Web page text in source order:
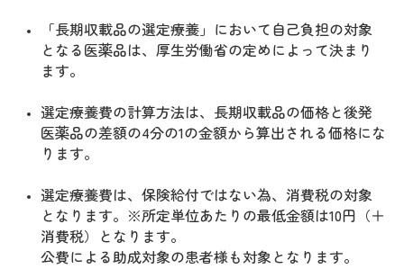
「長期収載品の選定療養」において自己負担の対象
となる医薬品は、厚生労働省の定めによって決まり
ます。
選定療養費の計算方法は、長期収載品の価格と後発
医薬品の差額の4分の1の金額から算出される価格にな
ります。
選定療養費は、保険給付ではない為、消費税の対象
となります。※所定単位あたりの最低金額は10円（＋
消費税）となります。
公費による助成対象の患者様も対象となります。